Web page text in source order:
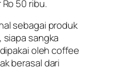
50 ribu.
sebagai produk
siapa sangka
oleh coffee
berasal dari